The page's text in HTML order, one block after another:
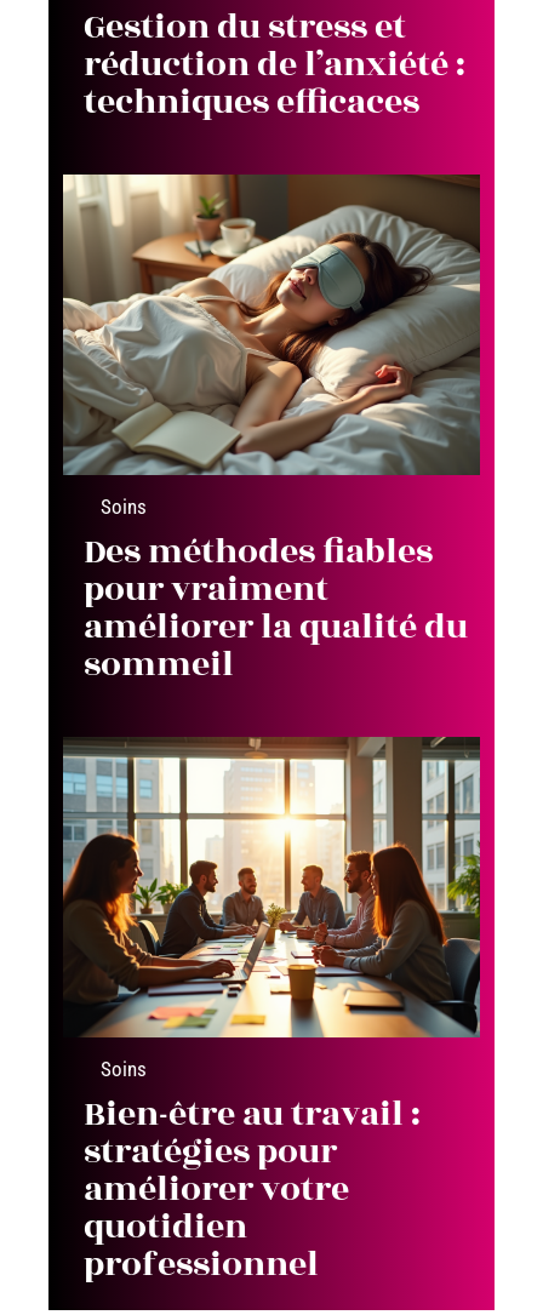
Gestion du stress et
réduction de l’anxiété :
techniques efficaces
Soins
Des méthodes fiables
pour vraiment
améliorer la qualité du
sommeil
Soins
Bien-être au travail :
stratégies pour
améliorer votre
quotidien
professionnel